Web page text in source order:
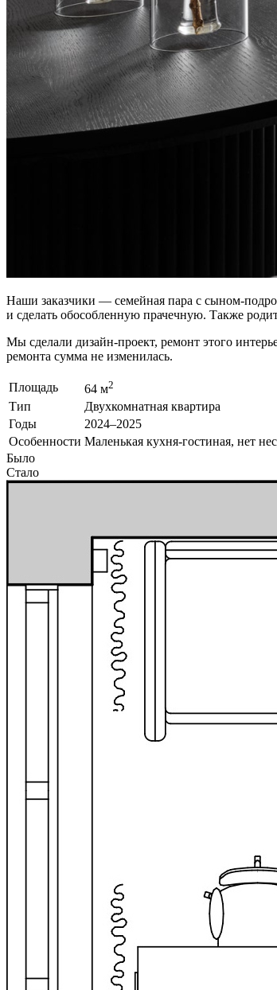
Наши заказчики — семейная пара с сыном-
и сделать обособленную прачечную. Также
Мы сделали дизайн-проект, ремонт этого
ремонта сумма не изменилась.
Площадь 64 м2
Тип
Двухкомнатная квартира
Годы
2024–2025
Особенности Маленькая кухня-гостиная, нет
Было
Стало